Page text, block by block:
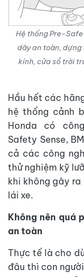
Hệ thống Pre-
dây an toàn,
kính, cửa sổ trời
Hầu hết các
hệ thống cảnh
Honda có
Safety Sense,
cả các công
thử nghiệm kỹ
khi không gây
lái xe.
Không nên quá
an toàn
Thực tế là cho
đâu thì con